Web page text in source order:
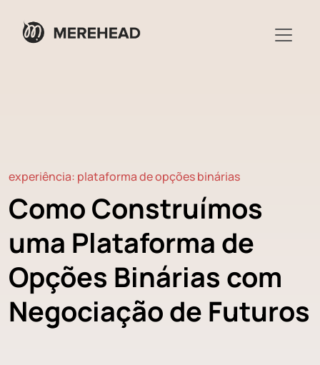
experiência: plataforma de opções binárias
Como Construímos
uma Plataforma de
Opções Binárias com
Negociação de Futuros